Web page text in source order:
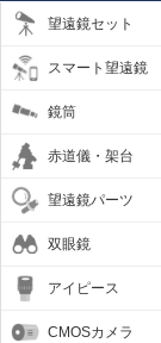
望遠鏡セット
スマート望遠鏡
鏡筒
赤道儀・架台
望遠鏡パーツ
双眼鏡
アイピース
CMOSカメラ